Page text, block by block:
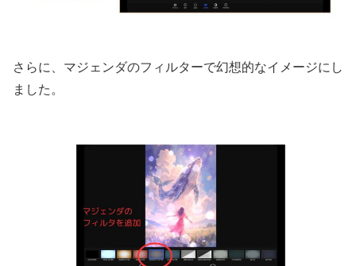
さらに、マジェンダのフィルターで幻想的なイメージにし
ました。